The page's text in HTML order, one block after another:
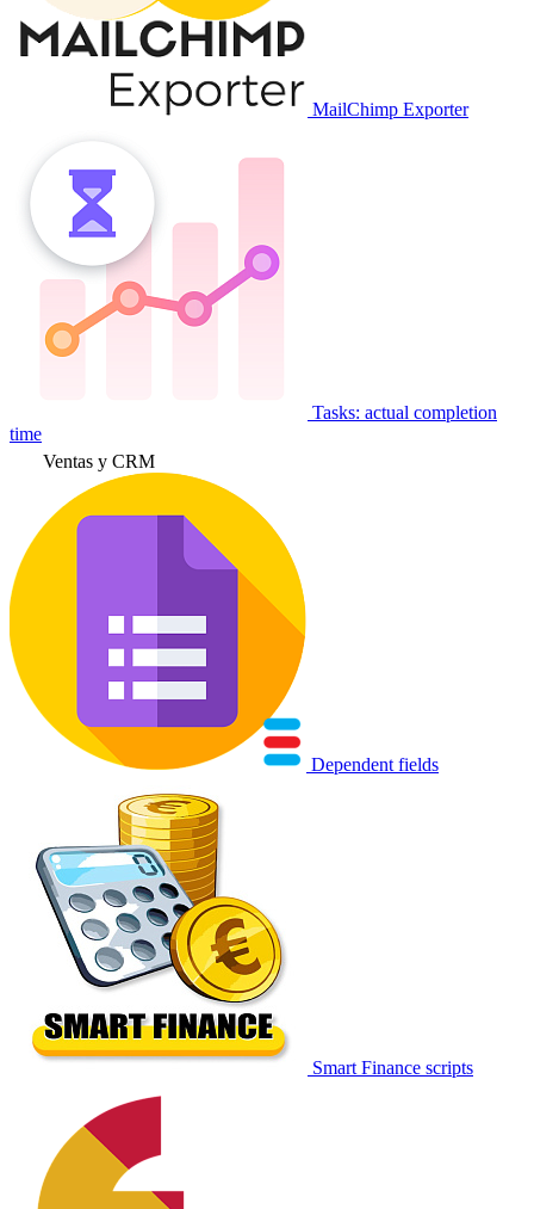
MailChimp Exporter
Tasks: actual completion
time
Ventas y CRM
Dependent fields
Smart Finance scripts